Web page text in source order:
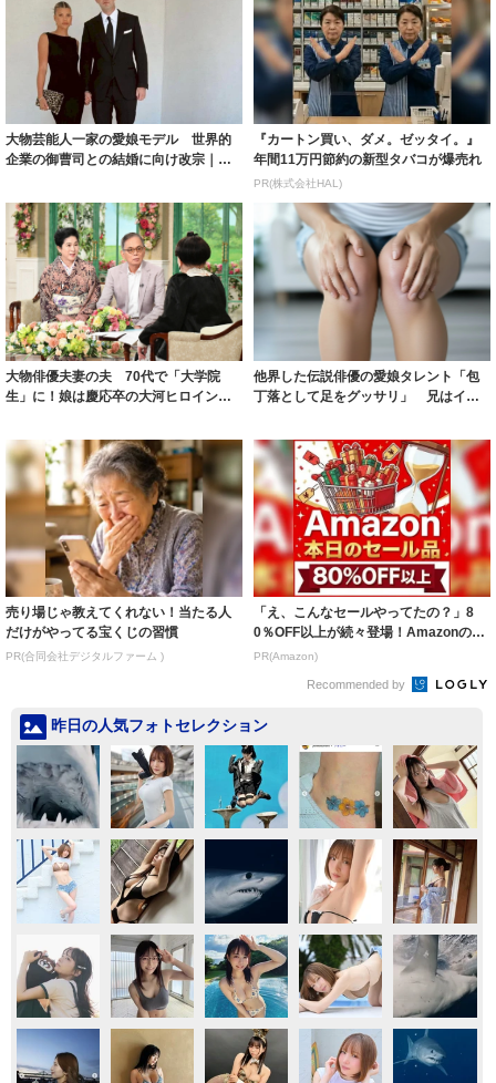
大物芸能人一家の愛娘モデル 世界的
企業の御曹司との結婚に向け改宗｜よ
『カートン買い、ダメ。ゼッタイ。』
年間11万円節約の新型タバコが爆売れ
PR(株式会社HAL)
大物俳優夫妻の夫 70代で「大学院
生」に！娘は慶応卒の大河ヒロインの
他界した伝説俳優の愛娘タレント「包
丁落として足をグッサリ」 兄はイケ
売り場じゃ教えてくれない！当たる人
だけがやってる宝くじの習慣
PR(合同会社デジタルファーム )
「え、こんなセールやってたの？」8
0％OFF以上が続々登場！Amazonの本
気が...
PR(Amazon)
Recommended by
昨日の人気フォトセレクション